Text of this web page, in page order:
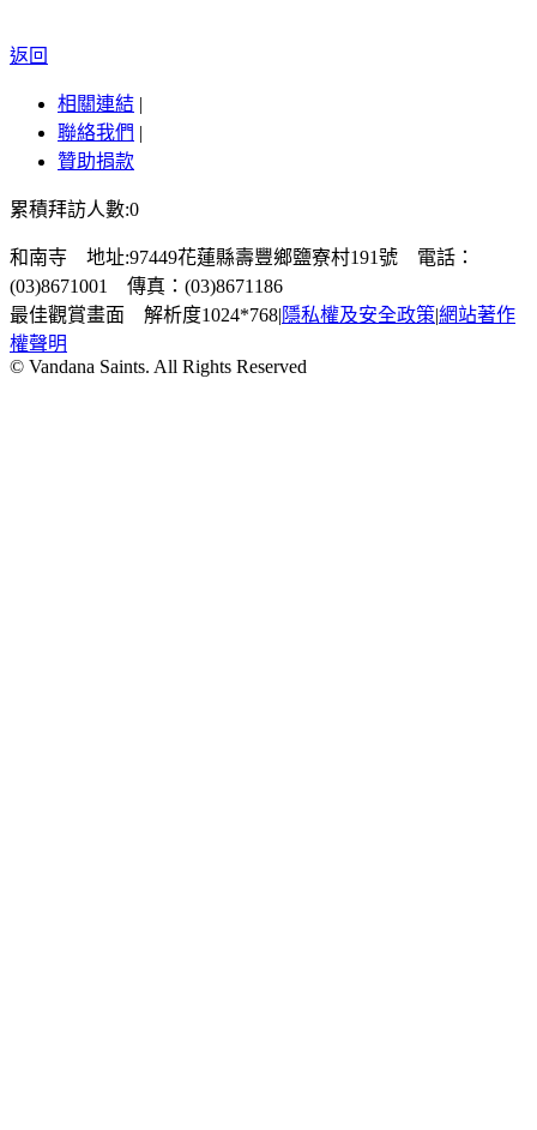
返回
相關連結 |
聯絡我們 |
贊助捐款
累積拜訪人數:0
和南寺 地址:97449花蓮縣壽豐鄉鹽寮村191號 電話：
(03)8671001 傳真：(03)8671186
最佳觀賞畫面 解析度1024*768|隱私權及安全政策|網站著作
權聲明
© Vandana Saints. All Rights Reserved